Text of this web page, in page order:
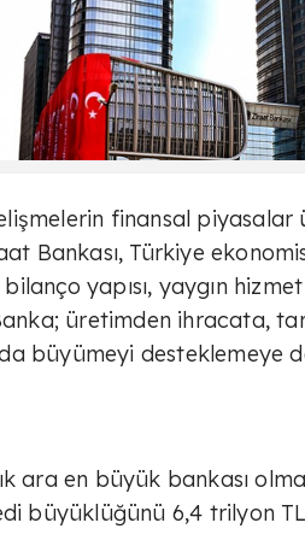
finansal piyasalar
Bankası, Türkiye
yapısı, yaygın
üretimden ihracata,
büyümeyi desteklemeye
ara en büyük bankası
büyüklüğünü 6,4 trilyon